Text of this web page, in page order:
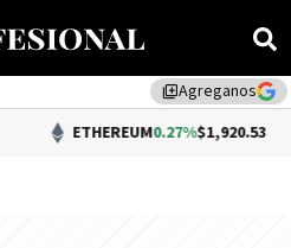
library_addAgreganos
0.27%$1,920.53